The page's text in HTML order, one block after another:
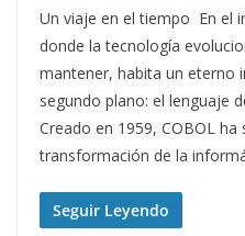
Un viaje en el tiempo En el
donde la tecnología
mantener, habita un eterno
segundo plano: el lenguaje
Creado en 1959, COBOL
transformación de la
Seguir Leyendo